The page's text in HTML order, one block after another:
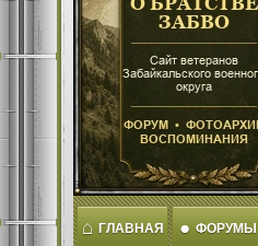
⌂ ГЛАВНАЯ ● ФОРУМЫ